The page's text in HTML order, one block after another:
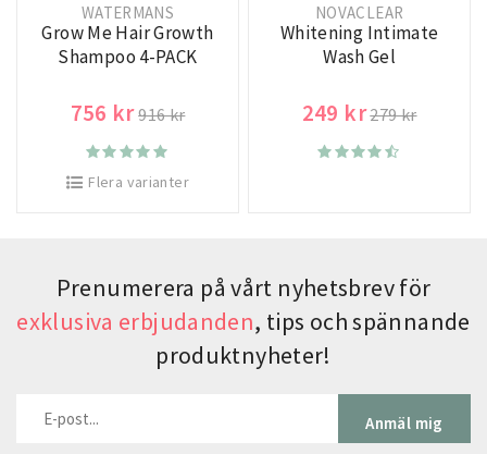
WATERMANS
Grow Me Hair Growth
Shampoo 4-PACK
756 kr916 kr
Flera varianter
NOVACLEAR
Whitening Intimate
Wash Gel
249 kr279 kr
Prenumerera på vårt nyhetsbrev för
exklusiva erbjudanden, tips och spännande
produktnyheter!
Anmäl mig